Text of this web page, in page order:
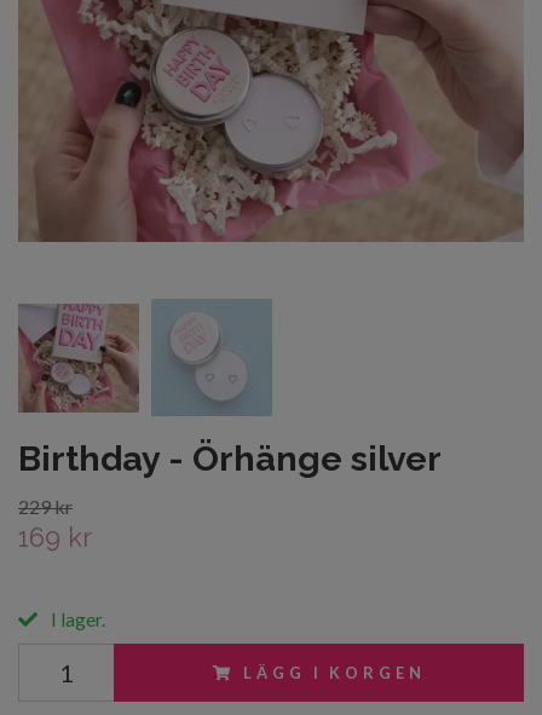
Birthday - Örhänge silver
229 kr
169 kr
I lager.
LÄGG I KORGEN